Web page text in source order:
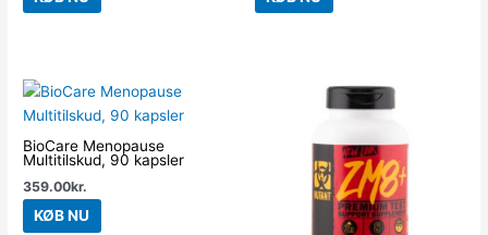
BioCare Menopause
Multitilskud, 90 kapsler
359.00kr.
KØB NU